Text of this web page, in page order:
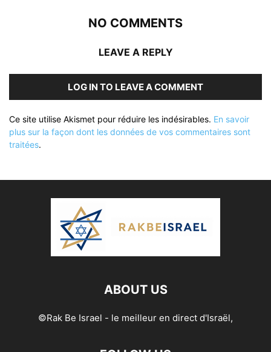
NO COMMENTS
LEAVE A REPLY
LOG IN TO LEAVE A COMMENT
Ce site utilise Akismet pour réduire les indésirables. En savoir
plus sur la façon dont les données de vos commentaires sont
traitées.
ABOUT US
©Rak Be Israel - le meilleur en direct d'Israël,